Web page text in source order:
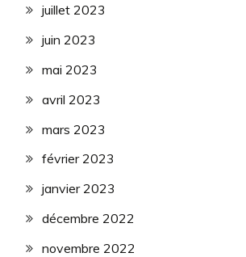
juillet 2023
juin 2023
mai 2023
avril 2023
mars 2023
février 2023
janvier 2023
décembre 2022
novembre 2022